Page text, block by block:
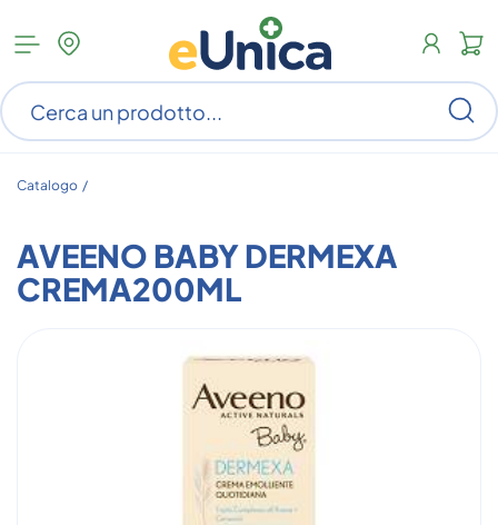
Apri
menu
categorie
Catalogo /
AVEENO BABY DERMEXA
CREMA200ML